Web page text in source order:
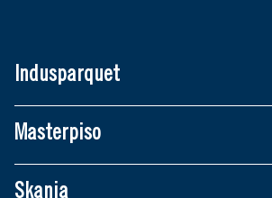
Indusparquet
Masterpiso
Skania